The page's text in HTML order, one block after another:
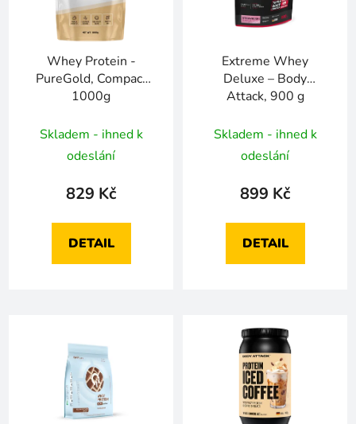
Whey Protein -
PureGold, Compact
1000g
Skladem - ihned k
odeslání
829 Kč
DETAIL
Extreme Whey
Deluxe – Body
Attack, 900 g
Skladem - ihned k
odeslání
899 Kč
DETAIL